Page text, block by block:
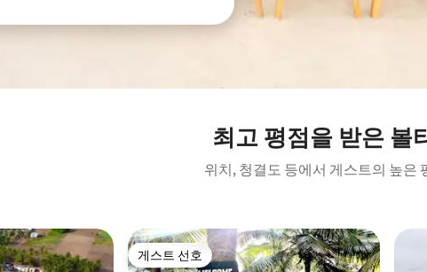
최고 평점을 받은 볼
위치, 청결도 등에서 게스트의 높은
게스트 선호
게스트 선호